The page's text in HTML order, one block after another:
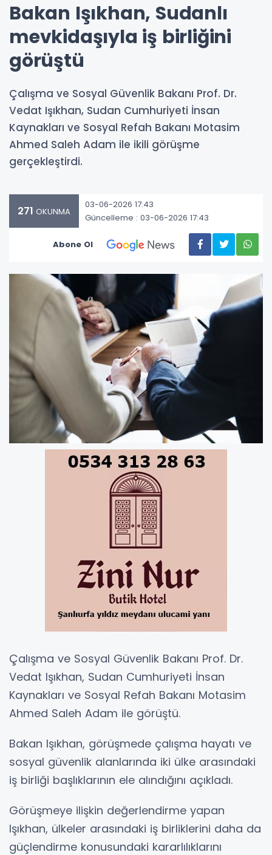
Bakan Işıkhan, Sudanlı
mevkidaşıyla iş birliğini
görüştü
Çalışma ve Sosyal Güvenlik Bakanı Prof. Dr.
Vedat Işıkhan, Sudan Cumhuriyeti İnsan
Kaynakları ve Sosyal Refah Bakanı Motasim
Ahmed Saleh Adam ile ikili görüşme
gerçekleştirdi.
271 OKUNMA
03-06-2026 17:43
Güncelleme : 03-06-2026 17:43
Abone Ol
Çalışma ve Sosyal Güvenlik Bakanı Prof. Dr.
Vedat Işıkhan, Sudan Cumhuriyeti İnsan
Kaynakları ve Sosyal Refah Bakanı Motasim
Ahmed Saleh Adam ile görüştü.
Bakan Işıkhan, görüşmede çalışma hayatı ve
sosyal güvenlik alanlarında iki ülke arasındaki
iş birliği başlıklarının ele alındığını açıkladı.
Görüşmeye ilişkin değerlendirme yapan
Işıkhan, ülkeler arasındaki iş birliklerini daha da
güçlendirme konusundaki kararlılıklarını